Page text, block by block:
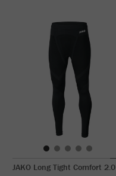
JAKO Long Tight Comfort 2.0